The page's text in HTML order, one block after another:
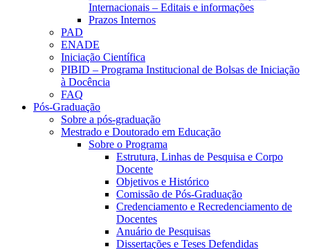
Internacionais – Editais e informações
Prazos Internos
PAD
ENADE
Iniciação Científica
PIBID – Programa Institucional de Bolsas de Iniciação
à Docência
FAQ
Pós-Graduação
Sobre a pós-graduação
Mestrado e Doutorado em Educação
Sobre o Programa
Estrutura, Linhas de Pesquisa e Corpo
Docente
Objetivos e Histórico
Comissão de Pós-Graduação
Credenciamento e Recredenciamento de
Docentes
Anuário de Pesquisas
Dissertações e Teses Defendidas